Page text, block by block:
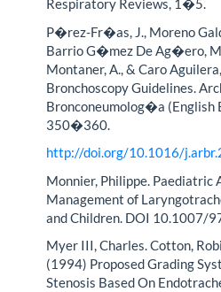
Respiratory Reviews, 1�5.
P�rez-Fr�as, J., Moreno
Barrio G�mez De Ag�ero,
Montaner, A., & Caro
Bronchoscopy Guidelines.
Bronconeumolog�a (English
350�360.
http://doi.org/10.1016/
Monnier, Philippe. Paediatric
Management of
and Children. DOI 10.1007/
Myer III, Charles. Cotton,
(1994) Proposed Grading
Stenosis Based On